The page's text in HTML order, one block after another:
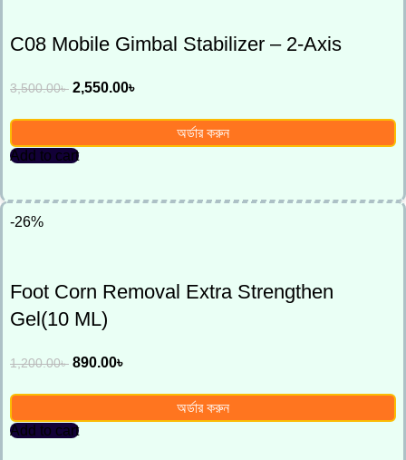
C08 Mobile Gimbal Stabilizer – 2-Axis
3,500.00৳ 2,550.00৳
Add to cart
অর্ডার করুন
-26%
Foot Corn Removal Extra Strengthen
Gel(10 ML)
1,200.00৳ 890.00৳
Add to cart
অর্ডার করুন